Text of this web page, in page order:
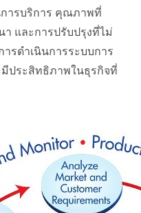
ารบริการ คุณภาพที่
า และการปรับปรุงที่ไม่
รดำเนินการระบบการ
ประสิทธิภาพในธุรกิจที่